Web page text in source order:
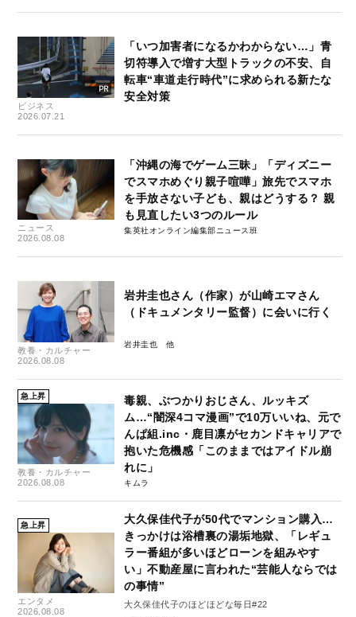
ビジネス
2026.07.21
「いつ加害者になるかわからない…」青
切符導入で増す大型トラックの不安、自
転車“車道走行時代”に求められる新たな
安全対策
ニュース
2026.08.08
「沖縄の海でゲーム三昧」「ディズニー
でスマホめぐり親子喧嘩」旅先でスマホ
を手放さない子ども、親はどうする？ 親
も見直したい3つのルール
集英社オンライン編集部ニュース班
教養・カルチャー
2026.08.08
岩井圭也さん（作家）が山崎エマさん
（ドキュメンタリー監督）に会いに行く
岩井圭也
急上昇
教養・カルチャー
2026.08.08
毒親、ぶつかりおじさん、ルッキズ
ム…“闇深4コマ漫画”で10万いいね、元で
んぱ組.inc・鹿目凛がセカンドキャリアで
抱いた危機感「このままではアイドル崩
れに」
キムラ
急上昇
エンタメ
2026.08.08
大久保佳代子が50代でマンション購入…
きっかけは浴槽裏の湯垢地獄、「レギュ
ラー番組が多いほどローンを組みやす
い」不動産屋に言われた“芸能人ならでは
の事情”
大久保佳代子のほどほどな毎日#22